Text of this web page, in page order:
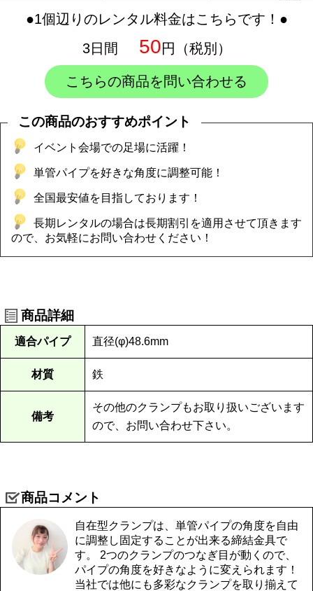
●1個辺りのレンタル料金はこちらです！●
3日間
50円（税別）
こちらの商品を問い合わせる
この商品のおすすめポイント
イベント会場での足場に活躍！
単管パイプを好きな角度に調整可能！
全国最安値を目指しております！
長期レンタルの場合は長期割引を適用させて頂きます
ので、お気軽にお問い合わせください！
商品詳細
適合パイプ 直径(φ)48.6mm
材質 鉄
備考
その他のクランプもお取り扱いございます
ので、お問い合わせ下さい。
商品コメント
自在型クランプは、単管パイプの角度を自由
に調整し固定することが出来る締結金具で
す。 2つのクランプのつなぎ目が動くので、
パイプの角度を好きなように変えられます！
当社では他にも多彩なクランプを取り揃えて